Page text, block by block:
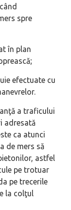
spre
în plan
efectuate cu
a traficului
adresată
ca atunci
de mers să
astfel
pe trotuar
pe trecerile
la colţul